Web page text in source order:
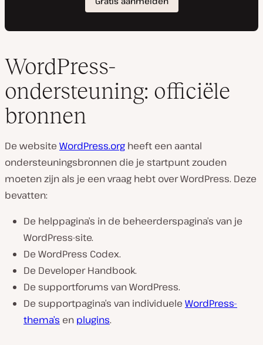
WordPress-
ondersteuning: officiële
bronnen
De website WordPress.org heeft een aantal
ondersteuningsbronnen die je startpunt zouden
moeten zijn als je een vraag hebt over WordPress. Deze
bevatten:
De helppagina’s in de beheerderspagina’s van je
WordPress-site.
De WordPress Codex.
De Developer Handbook.
De supportforums van WordPress.
De supportpagina’s van individuele WordPress-
thema’s en plugins.